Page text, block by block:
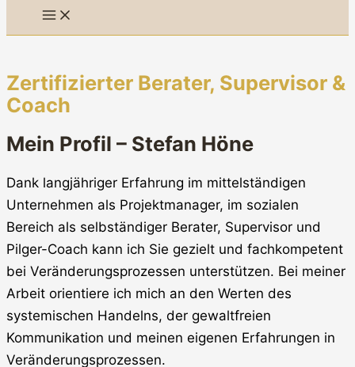
Zertifizierter Berater, Supervisor &
Coach
Mein Profil – Stefan Höne
Dank langjähriger Erfahrung im mittelständigen
Unternehmen als Projektmanager, im sozialen
Bereich als selbständiger Berater, Supervisor und
Pilger-Coach kann ich Sie gezielt und fachkompetent
bei Veränderungsprozessen unterstützen. Bei meiner
Arbeit orientiere ich mich an den Werten des
systemischen Handelns, der gewaltfreien
Kommunikation und meinen eigenen Erfahrungen in
Veränderungsprozessen.